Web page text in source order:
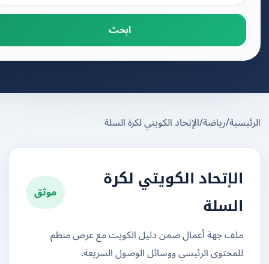
ابحث
/رياضة/الإتحاد الكويتي لكرة السلة
الإتحاد الكويتي لكرة
السلة
موثق
ملف جهة أعمال ضمن دليل الكويت مع عرض منظم
للمحتوى الرئيسي ووسائل الوصول السريعة.